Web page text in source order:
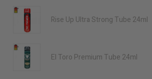
Rise Up Ultra Strong Tube 24ml
El Toro Premium Tube 24ml